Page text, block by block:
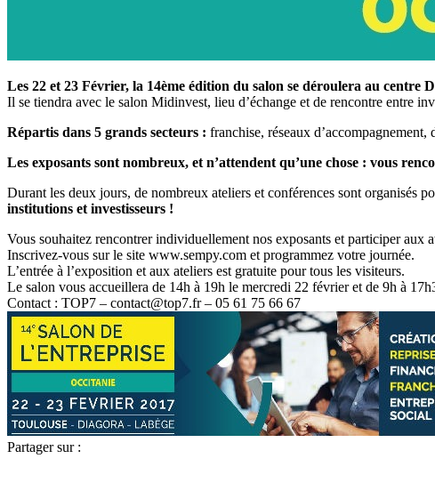
Les 22 et 23 Février, la 14ème édition du salon se déroulera au centre
Il se tiendra avec le salon Midinvest, lieu d’échange et de rencontre entre
Répartis dans 5 grands secteurs : franchise, réseaux
Les exposants sont nombreux, et n’attendent qu’une chose : vous
Durant les deux jours, de nombreux ateliers et conférences sont organisés
institutions et investisseurs !
Vous souhaitez rencontrer individuellement nos exposants et participer aux
Inscrivez-vous sur le site www.sempy.com et programmez votre journée.
L’entrée à l’exposition et aux ateliers est gratuite pour tous les visiteurs.
Le salon vous accueillera de 14h à 19h le mercredi 22 février et de 9h à
Contact : TOP7 – contact@top7.fr– 05 61 75 66 67
Partager sur :